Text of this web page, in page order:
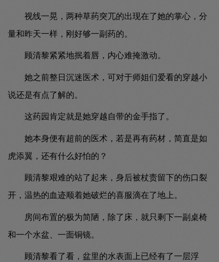
视线一晃，两种草药突兀的出现在了她的掌心，分
量和昨天一样，刚好够一副药的。
顾清黎紧紧地抿着唇，内心难掩激动。
她之前整日沉迷医术，可对于师姐们爱看的穿越小
说还是有点了解的。
这药园肯定就是她穿越自带的金手指了。
她本身便有超前的医术，若是再有药材，简直是如
虎添翼，还有什么好怕的？
顾清黎艰难的站了起来，身后被杖责留下的伤口裂
开，温热的血迹顺着她破烂的喜服滴在了地上。
房间布置的极为简陋，除了床，就只剩下一副桌椅
和一个水盆、一面铜镜。
顾清黎看了看，盆里的水表面上已经有了一层浮